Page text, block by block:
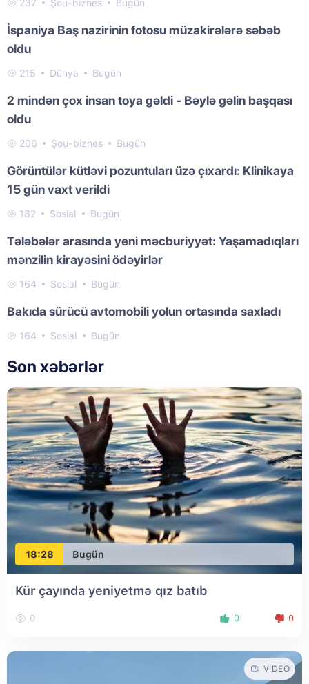
237 Şou-biznes Bugün
İspaniya Baş nazirinin fotosu müzakirələrə səbəb
oldu
215 Dünya Bugün
2 mindən çox insan toya gəldi - Bəylə gəlin başqası
oldu
206 Şou-biznes Bugün
Görüntülər kütləvi pozuntuları üzə çıxardı: Klinikaya
15 gün vaxt verildi
182 Sosial Bugün
Tələbələr arasında yeni məcburiyyət: Yaşamadıqları
mənzilin kirayəsini ödəyirlər
164 Sosial Bugün
Bakıda sürücü avtomobili yolun ortasında saxladı
164 Sosial Bugün
Son xəbərlər
18:28 Bugün
Kür çayında yeniyetmə qız batıb
0 0 0
VIDEO